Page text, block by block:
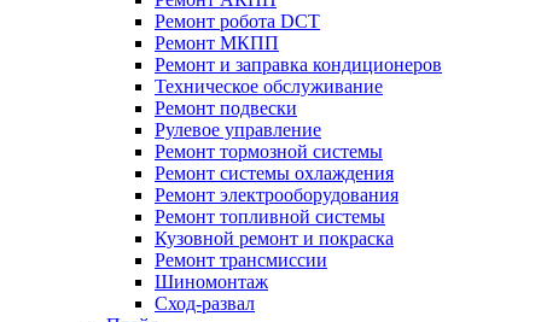
Ремонт робота DCT
Ремонт МКПП
Ремонт и заправка кондиционеров
Техническое обслуживание
Ремонт подвески
Рулевое управление
Ремонт тормозной системы
Ремонт системы охлаждения
Ремонт электрооборудования
Ремонт топливной системы
Кузовной ремонт и покраска
Ремонт трансмиссии
Шиномонтаж
Сход-развал